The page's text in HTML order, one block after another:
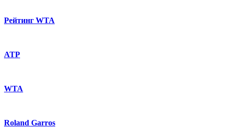
Рейтинг WTA
ATP
WTA
Roland Garros